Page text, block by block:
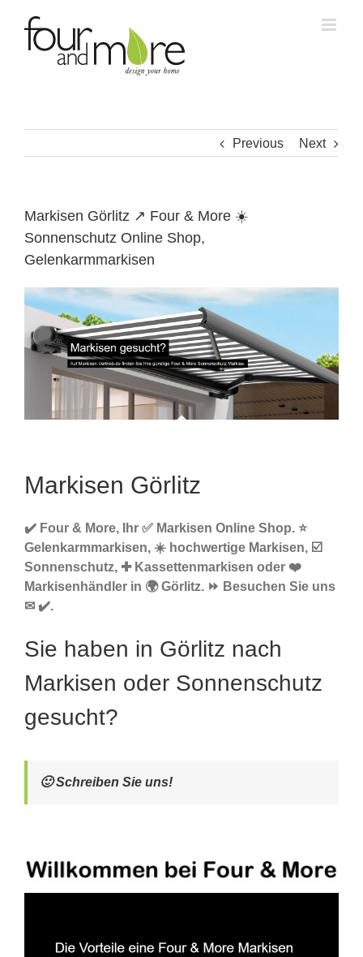
content
Previous Next
Markisen Görlitz ↗️ Four & More ☀️
Sonnenschutz Online Shop,
Gelenkarmmarkisen
Markisen Görlitz
✔️ Four & More, Ihr ✅ Markisen Online Shop. ⭐
Gelenkarmmarkisen, ☀️ hochwertige Markisen, ☑️
Sonnenschutz, ✚ Kassettenmarkisen oder ❤️
Markisenhändler in 🌍 Görlitz. ⏩ Besuchen Sie uns
✉ ✔️.
Sie haben in Görlitz nach
Markisen oder Sonnenschutz
gesucht?
🙂 Schreiben Sie uns!